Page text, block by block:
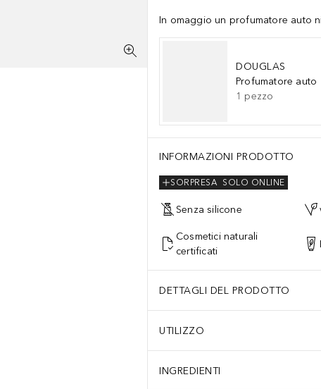
In omaggio un profumatore auto
DOUGLAS
Profumatore auto
1 pezzo
INFORMAZIONI PRODOTTO
SOLO ONLINE
SORPRESA
Senza silicone
Cosmetici naturali
certificati
DETTAGLI DEL PRODOTTO
UTILIZZO
INGREDIENTI